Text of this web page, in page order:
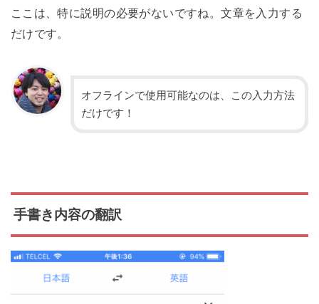
ここは、特に説明の必要がないですね。文章を入力する
だけです。
オフラインで使用可能なのは、この入力方法
だけです！
手書き内容の翻訳